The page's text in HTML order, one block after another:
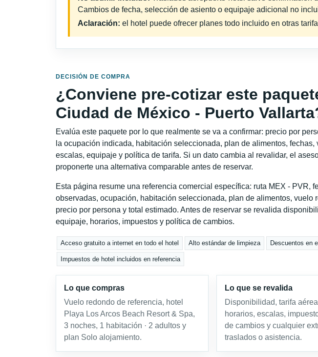
Cambios de fecha, selección de asiento o equipaje adicional no
Aclaración: el hotel puede ofrecer planes todo incluido en otras
DECISIÓN DE COMPRA
¿Conviene pre-cotizar este
Ciudad de México - Puerto
Evalúa este paquete por lo que realmente se va a confirmar: precio por
la ocupación indicada, habitación seleccionada, plan de alimentos, fechas,
escalas, equipaje y política de tarifa. Si un dato cambia al revalidar, el
proponerte una alternativa comparable antes de reservar.
Esta página resume una referencia comercial específica: ruta MEX - PVR,
observadas, ocupación, habitación seleccionada, plan de alimentos, vuelo
precio por persona y total estimado. Antes de reservar se revalida
equipaje, horarios, impuestos y política de cambios.
Acceso gratuito a internet en todo el hotel Alto estándar de limpieza Descuentos en
Impuestos de hotel incluidos en referencia
Lo que compras
Vuelo redondo de referencia, hotel
Playa Los Arcos Beach Resort & Spa,
3 noches, 1 habitación · 2 adultos y
plan Solo alojamiento.
Lo que se revalida
Disponibilidad, tarifa
horarios, escalas,
de cambios y cualquier
traslados o asistencia.